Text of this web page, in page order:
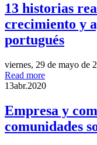
13 historias
crecimiento y
portugués
viernes, 29 de mayo de
Read more
13abr.2020
Empresa y
comunidades